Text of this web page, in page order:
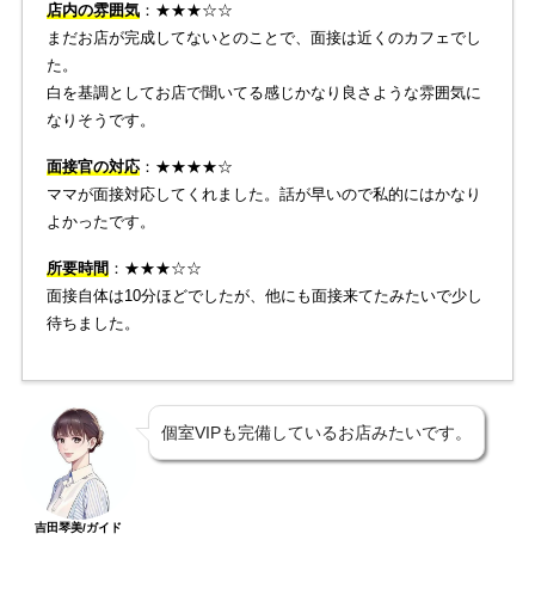
店内の雰囲気：★★★☆☆
まだお店が完成してないとのことで、面接は近くのカフェでし
た。
白を基調としてお店で聞いてる感じかなり良さような雰囲気に
なりそうです。
面接官の対応：★★★★☆
ママが面接対応してくれました。話が早いので私的にはかなり
よかったです。
所要時間：★★★☆☆
面接自体は10分ほどでしたが、他にも面接来てたみたいで少し
待ちました。
吉田琴美/ガイド
個室VIPも完備しているお店みたいです。